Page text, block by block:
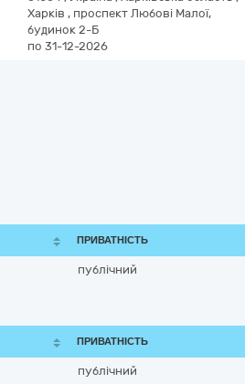
Харків , проспект Любові Малої,
будинок 2-Б
по 31-12-2026
ПРИВАТНІСТЬ
публічний
ПРИВАТНІСТЬ
публічний